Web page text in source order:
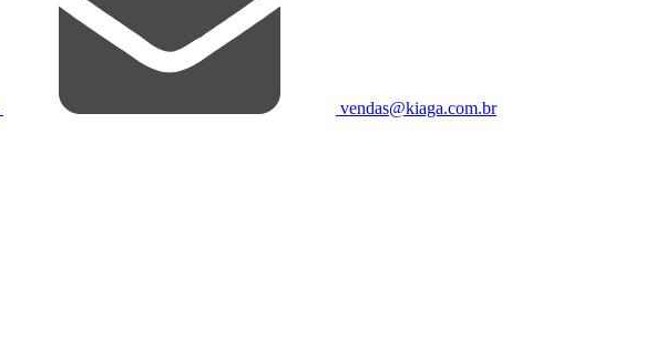
vendas@kiaga.com.br